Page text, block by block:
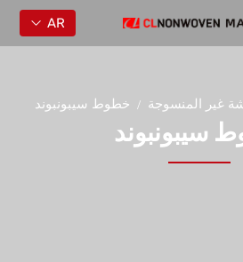
AR
غير المنسوجة خطوط سيبونبوند
سيبونبوند